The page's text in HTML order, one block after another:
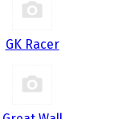
GK Racer